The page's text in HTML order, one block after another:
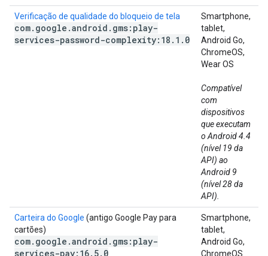
Verificação de qualidade do bloqueio de tela
com. google .android . gms:play-
services-password-complexity:18 . 1 . 0
Smartphone,
tablet,
Android Go,
ChromeOS,
Wear OS
Compatível
com
dispositivos
que executam
o Android 4.4
(nível 19 da
API) ao
Android 9
(nível 28 da
API).
Carteira do Google (antigo Google Pay para
cartões)
com. google .android . gms:play-
services-pay:16. 5. 0
Smartphone,
tablet,
Android Go,
ChromeOS